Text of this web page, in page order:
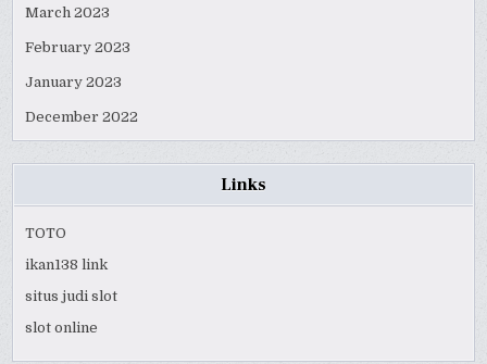
March 2023
February 2023
January 2023
December 2022
Links
TOTO
ikan138 link
situs judi slot
slot online